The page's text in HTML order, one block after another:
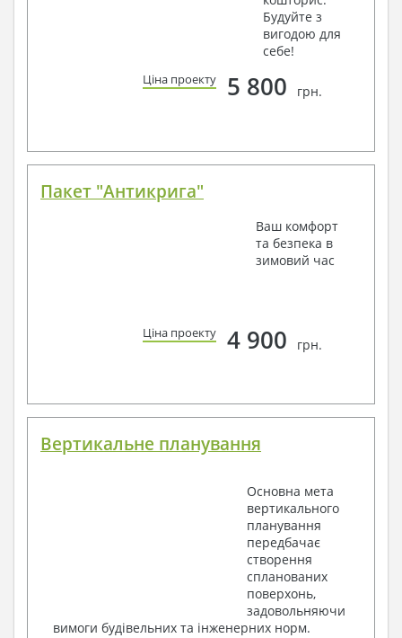
Будуйте з
вигодою для
себе!
Ціна проекту 5 800 грн.
Пакет "Антикрига"
Ваш комфорт
та безпека в
зимовий час
Ціна проекту 4 900 грн.
Вертикальне планування
Основна мета
вертикального
планування
передбачає
створення
спланованих
поверхонь,
задовольняючи
вимоги будівельних та інженерних норм.